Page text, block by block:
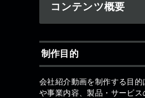
コンテンツ概要
制作目的
会社紹介動画を制作する目的
や事業内容、製品・サービ